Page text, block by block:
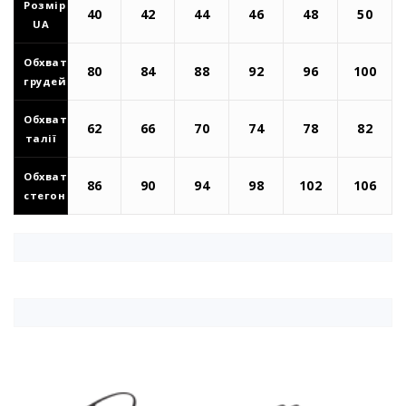
Розмір
UA
40 42 44 46 48 50
Обхват
грудей
80 84 88 92 96 100
Обхват
талії
62 66 70 74 78 82
Обхват
стегон
86 90 94 98 102 106